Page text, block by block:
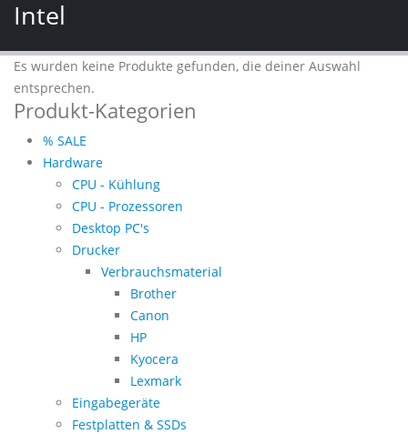
Intel
Es wurden keine Produkte gefunden, die deiner Auswahl
entsprechen.
Produkt-Kategorien
% SALE
Hardware
CPU - Kühlung
CPU - Prozessoren
Desktop PC's
Drucker
Verbrauchsmaterial
Brother
Canon
HP
Kyocera
Lexmark
Eingabegeräte
Festplatten & SSDs